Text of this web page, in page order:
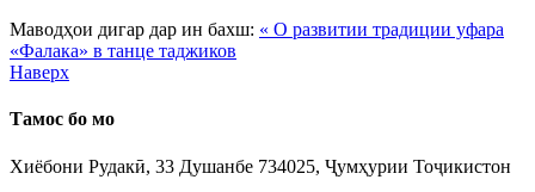
Маводҳои дигар дар ин бахш: « О развитии традиции уфара
«Фалака» в танце таджиков
Наверх
Тамос бо мо
Хиёбони Рудакӣ, 33 Душанбе 734025, Ҷумҳурии Тоҷикистон